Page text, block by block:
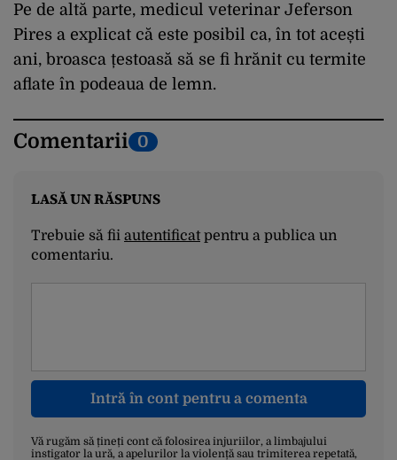
Pe de altă parte, medicul veterinar Jeferson
Pires a explicat că este posibil ca, în tot acești
ani, broasca țestoasă să se fi hrănit cu termite
aflate în podeaua de lemn.
Comentarii 0
LASĂ UN RĂSPUNS
Trebuie să fii autentificatpentru a publica un
comentariu.
Intră în cont pentru a comenta
Vă rugăm să țineți cont că folosirea injuriilor, a limbajului
instigator la ură, a apelurilor la violență sau trimiterea repetată,